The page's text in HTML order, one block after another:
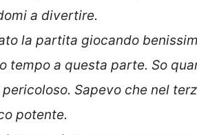
a divertire.
la partita giocando
tempo a questa parte. So
Sapevo che nel
potente.